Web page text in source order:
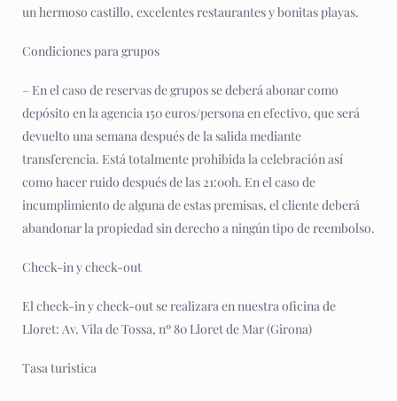
un hermoso castillo, excelentes restaurantes y bonitas playas.
Condiciones para grupos
– En el caso de reservas de grupos se deberá abonar como
depósito en la agencia 150 euros/persona en efectivo, que será
devuelto una semana después de la salida mediante
transferencia. Está totalmente prohibida la celebración así
como hacer ruido después de las 21:00h. En el caso de
incumplimiento de alguna de estas premisas, el cliente deberá
abandonar la propiedad sin derecho a ningún tipo de reembolso.
Check-in y check-out
El check-in y check-out se realizara en nuestra oficina de
Lloret: Av. Vila de Tossa, nº 80 Lloret de Mar (Girona)
Tasa turistica